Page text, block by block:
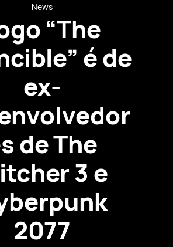
News
“The
é de
ex-
de The
3 e
2077